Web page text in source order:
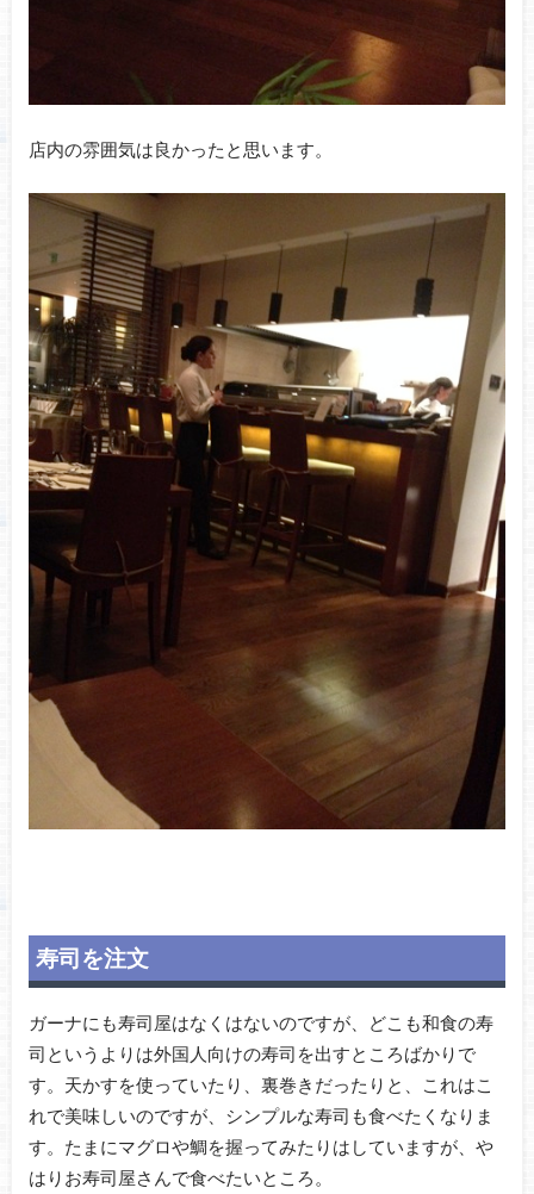
店内の雰囲気は良かったと思います。
寿司を注文
ガーナにも寿司屋はなくはないのですが、どこも和食の寿
司というよりは外国人向けの寿司を出すところばかりで
す。天かすを使っていたり、裏巻きだったりと、これはこ
れで美味しいのですが、シンプルな寿司も食べたくなりま
す。たまにマグロや鯛を握ってみたりはしていますが、や
はりお寿司屋さんで食べたいところ。